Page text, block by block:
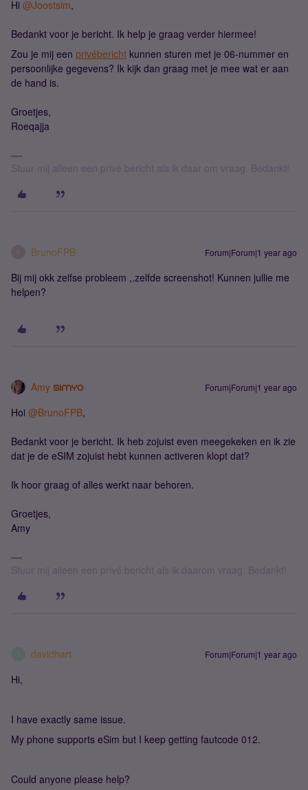
Hi ​ @Joostsim,
Bedankt voor je bericht. Ik help je graag verder hiermee!
Zou je mij een privébericht kunnen sturen met je 06-nummer en
persoonlijke gegevens? Ik kijk dan graag met je mee wat er aan
de hand is.
Groetjes,
Roeqajja
Stuur mij alleen een privé bericht als ik daar om vraag. Bedankt!
BrunoFPB Forum|Forum|1 year ago
Bij mij okk zelfse probleem ,.zelfde screenshot! Kunnen jullie me
helpen?
Amy Forum|Forum|1 year ago
Hoi ​ @BrunoFPB,
Bedankt voor je bericht. Ik heb zojuist even meegekeken en ik zie
dat je de eSIM zojuist hebt kunnen activeren klopt dat?
Ik hoor graag of alles werkt naar behoren.
Groetjes,
Amy
Stuur mij alleen een privé bericht als ik daarom vraag. Bedankt!
davidhart Forum|Forum|1 year ago
Hi,
I have exactly same issue.
My phone supports eSim but I keep getting fautcode 012.
Could anyone please help?